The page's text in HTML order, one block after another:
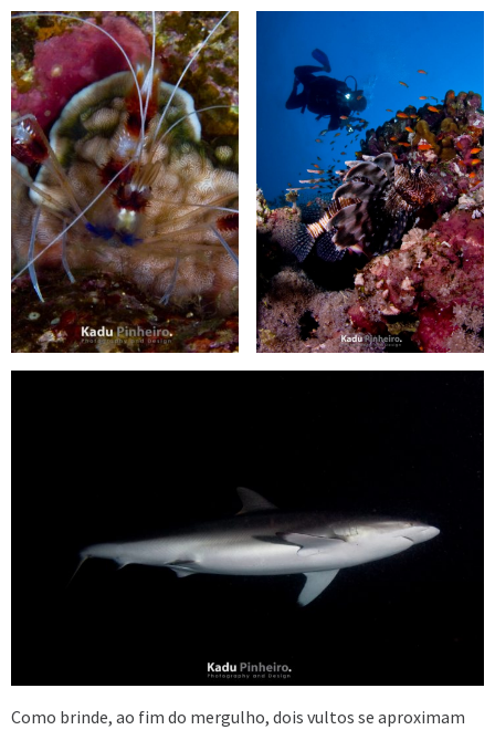
Como brinde, ao fim do mergulho, dois vultos se aproximam